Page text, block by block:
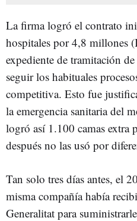
La firma logró el contrato
hospitales por 4,8 millones
expediente de tramitación
seguir los habituales
competitiva. Esto fue
la emergencia sanitaria del
logró así 1.100 camas extra
después no las usó por
Tan solo tres días antes, el
misma compañía había
Generalitat para